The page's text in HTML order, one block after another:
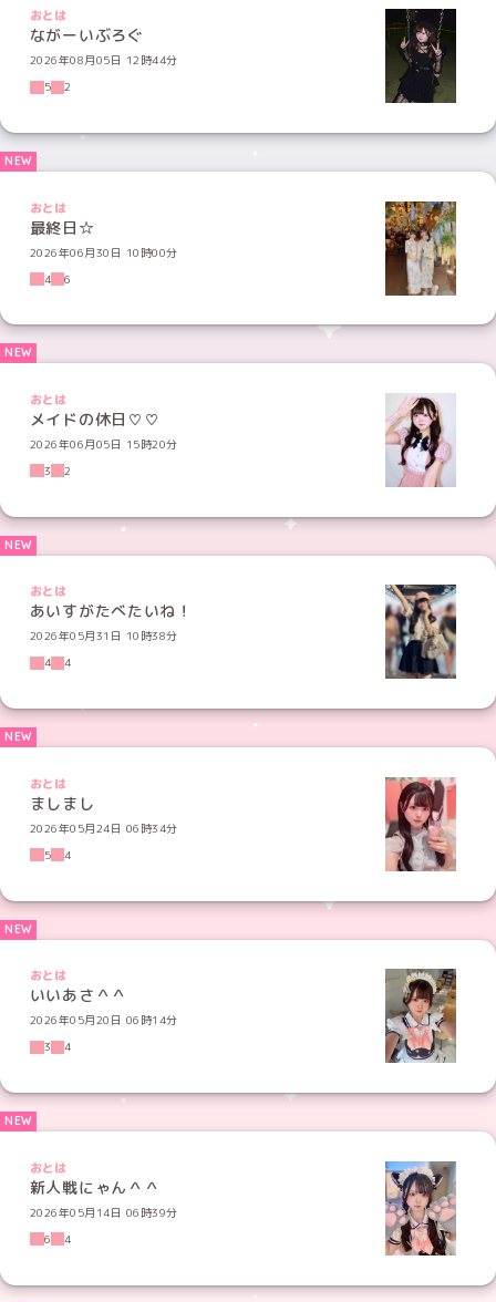
おとは
ながーいぶろぐ
2026年08月05日 12時44分
5
2
おとは
最終日☆
2026年06月30日 10時00分
4
6
おとは
メイドの休日♡♡
2026年06月05日 15時20分
3
2
おとは
あいすがたべたいね！
2026年05月31日 10時38分
4
4
おとは
ましまし
2026年05月24日 06時34分
5
4
おとは
いいあさ＾＾
2026年05月20日 06時14分
3
4
おとは
新人戦にゃん＾＾
2026年05月14日 06時39分
6
4